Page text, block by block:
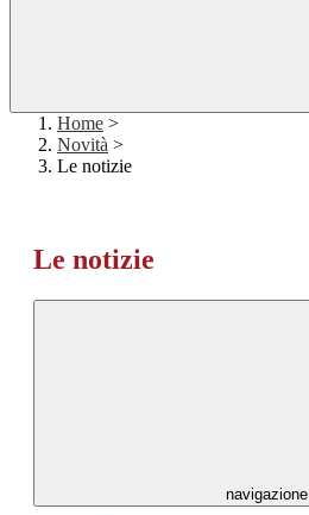
Home >
Novità >
Le notizie
Le notizie
navigazione